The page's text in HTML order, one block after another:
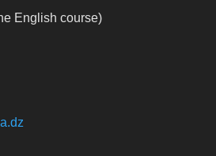
English course)